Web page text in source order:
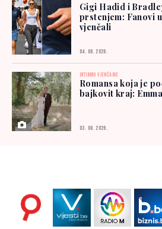
Gigi Hadid i
prstenjem: Fanovi
vjenčali
04. 08. 2026.
INTIMNO VJENČANJE
Romansa koja je
bajkovit kraj:
03. 08. 2026.